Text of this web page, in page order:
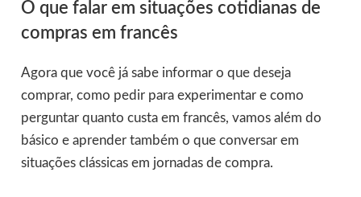
O que falar em situações cotidianas de
compras em francês
Agora que você já sabe informar o que deseja
comprar, como pedir para experimentar e como
perguntar quanto custa em francês, vamos além do
básico e aprender também o que conversar em
situações clássicas em jornadas de compra.